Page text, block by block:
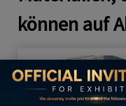
können auf